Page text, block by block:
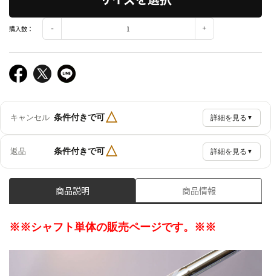
購入数：
キャンセル 条件付きで可△ 詳細を見る ▼
返品 条件付きで可△ 詳細を見る ▼
商品説明 商品情報
※※シャフト単体の販売ページです。※※